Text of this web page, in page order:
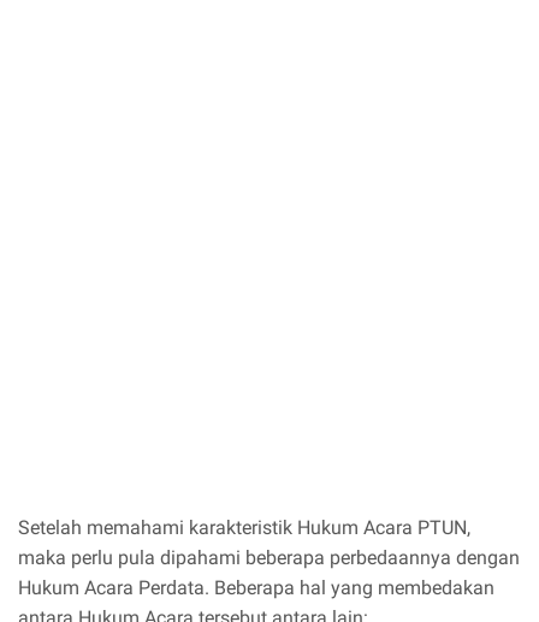
Setelah memahami karakteristik Hukum Acara PTUN,
maka perlu pula dipahami beberapa perbedaannya dengan
Hukum Acara Perdata. Beberapa hal yang membedakan